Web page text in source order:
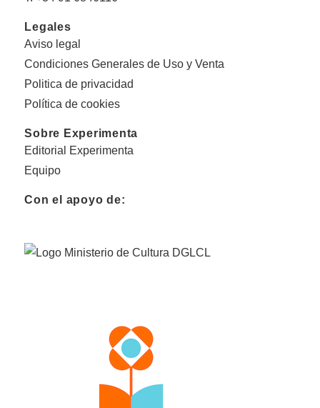
Legales
Aviso legal
Condiciones Generales de Uso y Venta
Politica de privacidad
Política de cookies
Sobre Experimenta
Editorial Experimenta
Equipo
Con el apoyo de: